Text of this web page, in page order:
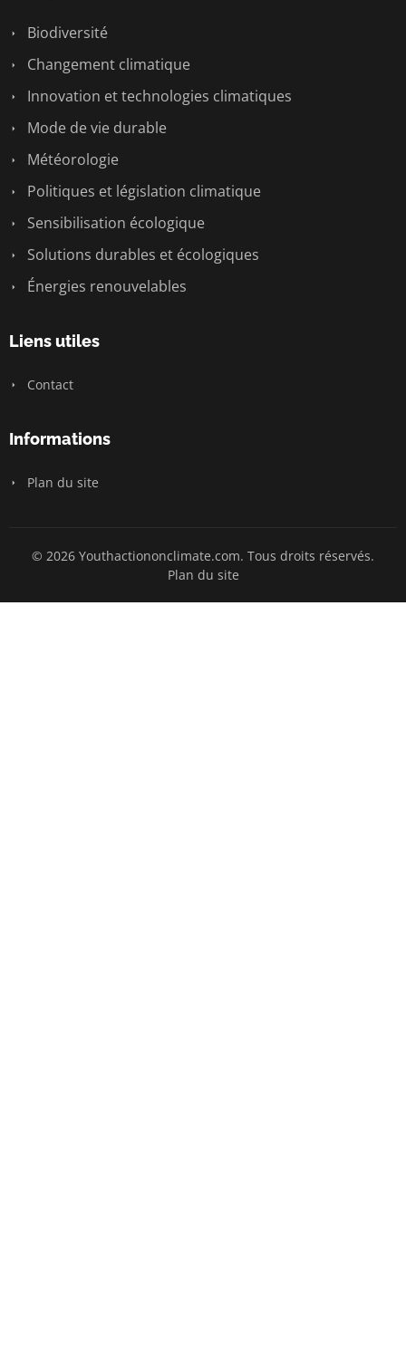
Biodiversité
Changement climatique
Innovation et technologies climatiques
Mode de vie durable
Météorologie
Politiques et législation climatique
Sensibilisation écologique
Solutions durables et écologiques
Énergies renouvelables
Liens utiles
Contact
Informations
Plan du site
© 2026 Youthactiononclimate.com. Tous droits réservés.
Plan du site